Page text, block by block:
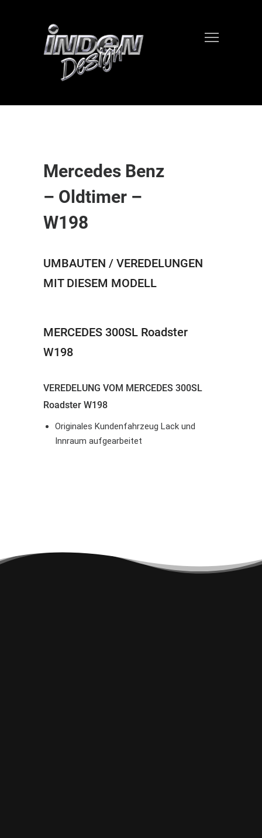
Mercedes Benz
– Oldtimer –
W198
UMBAUTEN / VEREDELUNGEN
MIT DIESEM MODELL
MERCEDES 300SL Roadster
W198
VEREDELUNG VOM MERCEDES 300SL
Roadster W198
Originales Kundenfahrzeug Lack und
Innraum aufgearbeitet